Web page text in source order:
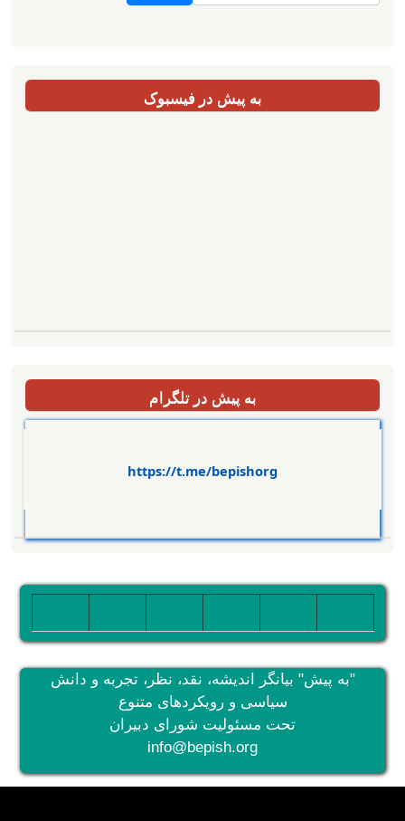
به پیش در فیسبوک
به پیش در تلگرام
https://t.me/bepishorg
"به پیش" بیانگر اندیشه، نقد، نظر، تجربه و دانش
سیاسی و رویکردهای متنوع
تحت مسئولیت شورای دبیران
info@bepish.org